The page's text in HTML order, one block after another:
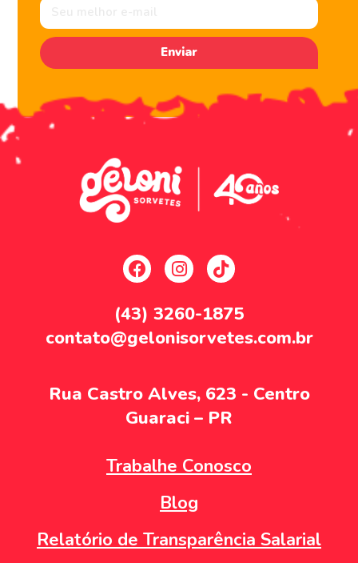
Enviar
(43) 3260-1875
contato@gelonisorvetes.com.br
Rua Castro Alves, 623 - Centro
Guaraci – PR
Trabalhe Conosco
Blog
Relatório de Transparência Salarial